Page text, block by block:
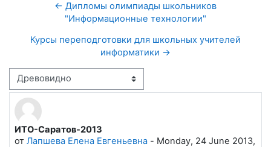
← Дипломы олимпиады школьников
"Информационные технологии"
Курсы переподготовки для школьных учителей
информатики →
Режим отображения
ИТО-Саратов-2013
от Лапшева Елена Евгеньевна - Monday, 24 June 2013,
Количество ответов: 0